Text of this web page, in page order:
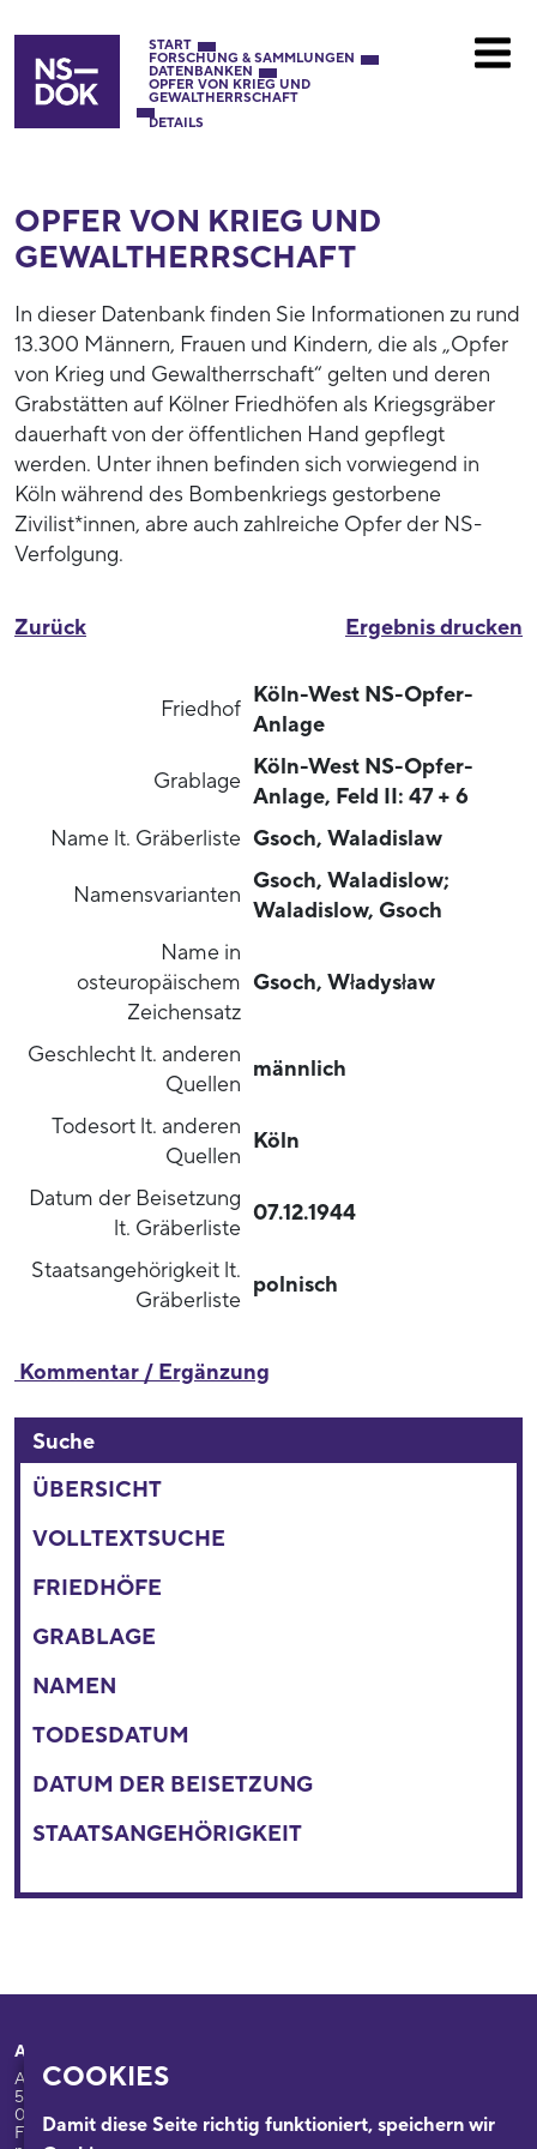
COOKIES
Damit diese Seite richtig funktioniert, speichern wir
START
FORSCHUNG & SAMMLUNGEN
DATENBANKEN
OPFER VON KRIEG UND
GEWALTHERRSCHAFT
DETAILS
OPFER VON KRIEG UND
GEWALTHERRSCHAFT
In dieser Datenbank finden Sie Informationen zu rund
13.300 Männern, Frauen und Kindern, die als „Opfer
von Krieg und Gewaltherrschaft“ gelten und deren
Grabstätten auf Kölner Friedhöfen als Kriegsgräber
dauerhaft von der öffentlichen Hand gepflegt
werden. Unter ihnen befinden sich vorwiegend in
Köln während des Bombenkriegs gestorbene
Zivilist*innen, abre auch zahlreiche Opfer der NS-
Verfolgung.
Ergebnis drucken
Zurück
Friedhof
Köln-West NS-Opfer-
Anlage
Grablage
Köln-West NS-Opfer-
Anlage, Feld II: 47 + 6
Name lt. Gräberliste Gsoch, Waladislaw
Namensvarianten
Gsoch, Waladislow;
Waladislow, Gsoch
Name in
osteuropäischem
Zeichensatz
Gsoch, Władysław
Geschlecht lt. anderen
Quellen
männlich
Todesort lt. anderen
Quellen
Köln
Datum der Beisetzung
lt. Gräberliste
07.12.1944
Staatsangehörigkeit lt.
Gräberliste
polnisch
Kommentar / Ergänzung
Suche
ÜBERSICHT
VOLLTEXTSUCHE
FRIEDHÖFE
GRABLAGE
NAMEN
TODESDATUM
DATUM DER BEISETZUNG
STAATSANGEHÖRIGKEIT
Adresse
Appellhofplatz 23-25
50667 Köln
0221/221-26332
Führungen: 0221/2212-6331
Programm